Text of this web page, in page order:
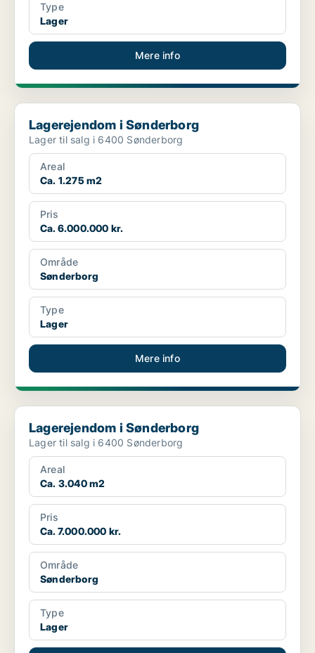
Type
Lager
Mere info
Lagerejendom i Sønderborg
Lagerejendom i Sønderborg
Lager til salg i 6400 Sønderborg
Areal
Ca. 1.275 m2
Pris
Ca. 6.000.000 kr.
Område
Sønderborg
Type
Lager
Mere info
Lagerejendom i Sønderborg
Lagerejendom i Sønderborg
Lager til salg i 6400 Sønderborg
Areal
Ca. 3.040 m2
Pris
Ca. 7.000.000 kr.
Område
Sønderborg
Type
Lager